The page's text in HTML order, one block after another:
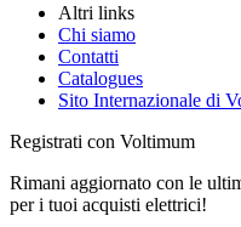
Altri links
Chi siamo
Contatti
Catalogues
Sito Internazionale di
Registrati con Voltimum
Rimani aggiornato con le
per i tuoi acquisti elettrici!